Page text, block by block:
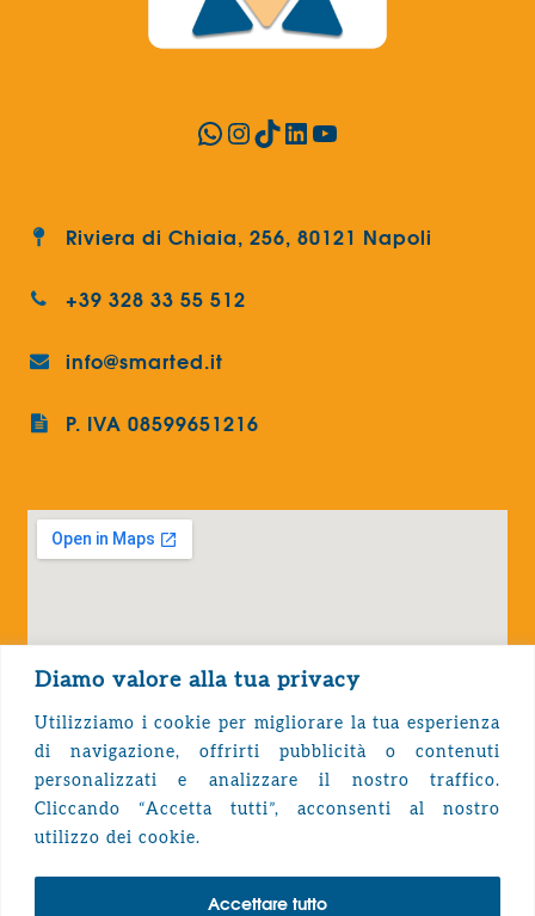
Diamo valore alla tua privacy
Utilizziamo i cookie per migliorare la tua esperienza
di navigazione, offrirti pubblicità o contenuti
personalizzati e analizzare il nostro traffico.
Cliccando “Accetta tutti”, acconsenti al nostro
utilizzo dei cookie.
Accettare tutto
WhatsApp
Instagram
TikTok
LinkedIn
YouTube
Riviera di Chiaia, 256, 80121 Napoli
+39 328 33 55 512
info@smarted.it
P. IVA 08599651216
Privacy Policy